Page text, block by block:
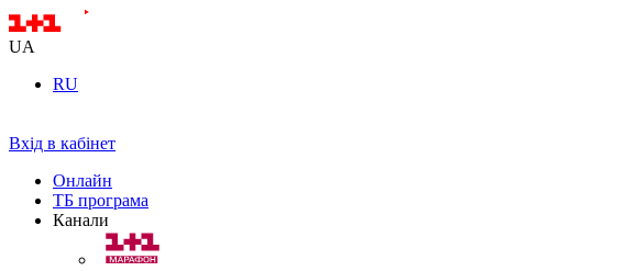
UA
RU
Вхід в кабінет
Онлайн
ТБ програма
Канали